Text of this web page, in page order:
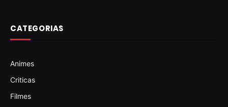
CATEGORIAS
Animes
Criticas
Filmes